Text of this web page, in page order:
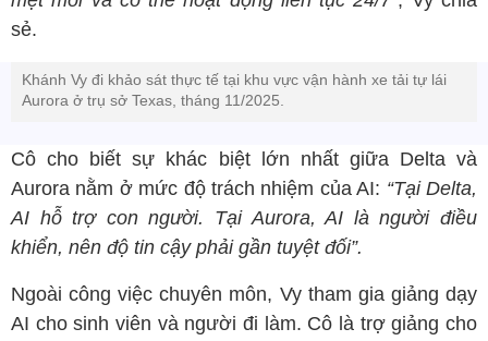
sẻ.
Khánh Vy đi khảo sát thực tế tại khu vực vận hành xe tải tự lái
Aurora ở trụ sở Texas, tháng 11/2025.
Cô cho biết sự khác biệt lớn nhất giữa Delta và
Aurora nằm ở mức độ trách nhiệm của AI: “Tại Delta,
AI hỗ trợ con người. Tại Aurora, AI là người điều
khiển, nên độ tin cậy phải gần tuyệt đối”.
Ngoài công việc chuyên môn, Vy tham gia giảng dạy
AI cho sinh viên và người đi làm. Cô là trợ giảng cho